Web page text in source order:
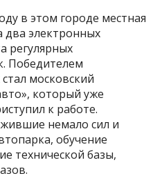
в этом городе местная
два электронных
регулярных
Победителем
московский
который уже
к работе.
немало сил и
обучение
технической базы,